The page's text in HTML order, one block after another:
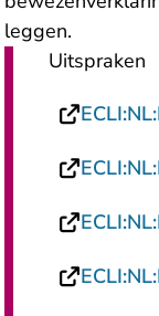
leggen.
Uitspraken